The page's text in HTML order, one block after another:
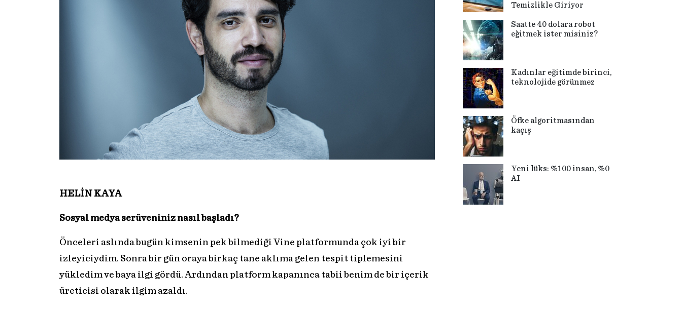
HELİN KAYA
Sosyal medya serüveniniz nasıl başladı?
Önceleri aslında bugün kimsenin pek bilmediği Vine platformunda çok iyi bir
izleyiciydim. Sonra bir gün oraya birkaç tane aklıma gelen tespit tiplemesini
yükledim ve baya ilgi gördü. Ardından platform kapanınca tabii benim de bir içerik
üreticisi olarak ilgim azaldı.
Temizlikle Giriyor
Saatte 40 dolara robot
eğitmek ister misiniz?
Kadınlar eğitimde birinci,
teknolojide görünmez
Öfke algoritmasından
kaçış
Yeni lüks: %100 insan, %0
AI